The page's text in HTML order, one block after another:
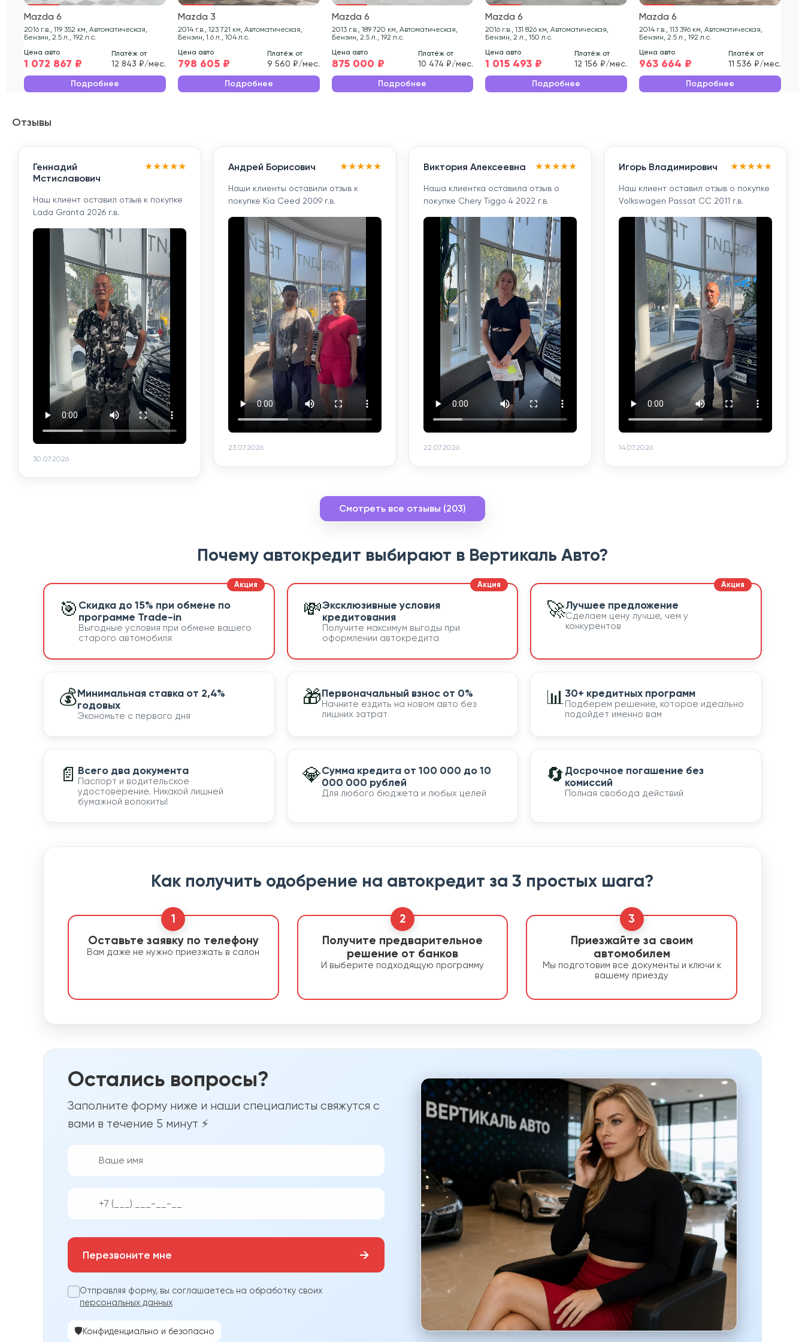
Mazda 6
2016 г.в., 119 352 км, Автоматическая,
Бензин, 2.5 л., 192 л.с.
Цена авто
1 072 867 ₽
Платёж от
12 843 ₽/мес.
Подробнее
Mazda 3
2014 г.в., 123 721 км, Автоматическая,
Бензин, 1.6 л., 104 л.с.
Цена авто
798 605 ₽
Платёж от
9 560 ₽/мес.
Подробнее
Mazda 6
2013 г.в., 189 720 км, Автоматическая,
Бензин, 2.5 л., 192 л.с.
Цена авто
875 000 ₽
Платёж от
10 474 ₽/мес.
Подробнее
Mazda 6
2016 г.в., 131 826 км, Автоматическая,
Бензин, 2 л., 150 л.с.
Цена авто
1 015 493 ₽
Платёж от
12 156 ₽/мес.
Подробнее
Mazda 6
2014 г.в., 113 396 км, Автоматическая,
Бензин, 2.5 л., 192 л.с.
Цена авто
963 664 ₽
Платёж от
11 536 ₽/мес.
Подробнее
Отзывы
Геннадий
Мстиславович
★★★★★
Наш клиент оставил отзыв к покупке
Lada Granta 2026 г.в.
30.07.2026
Андрей Борисович ★★★★★
Наши клиенты оставили отзыв к
покупке Kia Ceed 2009 г.в.
23.07.2026
Виктория Алексеевна ★★★★★
Наша клиентка оставила отзыв о
покупке Chery Tiggo 4 2022 г.в.
22.07.2026
Игорь Владимирович ★★★★★
Наш клиент оставил отзыв о покупке
Volkswagen Passat CC 2011 г.в.
14.07.2026
Смотреть все отзывы (203)
Почему автокредит выбирают в Вертикаль Авто?
🎯 Скидка до 15% при обмене по
программе Trade-in
Выгодные условия при обмене вашего
старого автомобиля
💸Эксклюзивные условия
кредитования
Получите максимум выгоды при
оформлении автокредита
🚀Лучшее предложение
Сделаем цену лучше, чем у
конкурентов
💰Минимальная ставка от 2,4%
годовых
Экономьте с первого дня
🎁Первоначальный взнос от 0%
Начните ездить на новом авто без
лишних затрат
📊30+ кредитных программ
Подберем решение, которое идеально
подойдет именно вам
📄 Всего два документа
Паспорт и водительское
удостоверение. Никакой лишней
бумажной волокиты!
💎Сумма кредита от 100 000 до 10
000 000 рублей
Для любого бюджета и любых целей
🔄 Досрочное погашение без
комиссий
Полная свобода действий
Как получить одобрение на автокредит за 3 простых шага?
1
Оставьте заявку по телефону
Вам даже не нужно приезжать в салон
2
Получите предварительное
решение от банков
И выберите подходящую программу
3
Приезжайте за своим
автомобилем
Мы подготовим все документы и ключи к
вашему приезду
Остались вопросы?
Заполните форму ниже и наши специалисты свяжутся с
вами в течение 5 минут ⚡
Перезвоните мне →
Отправляя форму, вы соглашаетесь на обработку своих
персональных данных
🛡️Конфиденциально и безопасно